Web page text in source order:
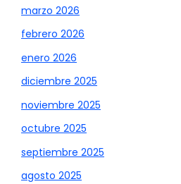
marzo 2026
febrero 2026
enero 2026
diciembre 2025
noviembre 2025
octubre 2025
septiembre 2025
agosto 2025